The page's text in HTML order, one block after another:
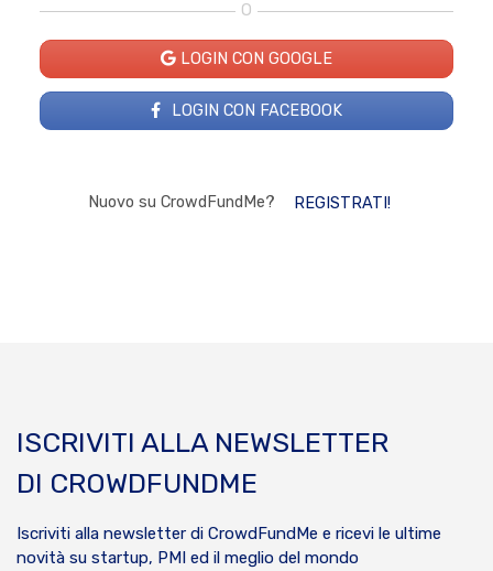
O
LOGIN CON GOOGLE
LOGIN CON FACEBOOK
Nuovo su CrowdFundMe? REGISTRATI!
ISCRIVITI ALLA NEWSLETTER
DI CROWDFUNDME
Iscriviti alla newsletter di CrowdFundMe e ricevi le ultime
novità su startup, PMI ed il meglio del mondo